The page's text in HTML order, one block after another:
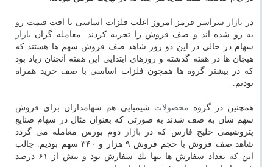
در بازار سراسر قرمز امروز اغلب فلزات اساسی با افت قیمت رو
به رو شده اند و صف فروش را تجربه كردند. معامله گران بازار
سهام در حالی در این دو روز شاهد صف فروش سهم ها هستند كه
هیجان ها در هفته گذشته و روزهای ابتدایی این هفته آنچنان زیاد بود
كه در بیشتر گروه ها همچون فلزات اساسی با صف خرید همراه
بودیم.
همچنین در گروه محصولات شیمیایی هم سهامداران برای فروش
سهم شان به صف شدند به صورتی كه بعنوان مثال در سهام صنایع
پتروشیمی خلیج فارس كه در بازار
دوم بورس معامله می گردد
شاهد صف فروش با حجم فروش ۹ هزار و ۳۴۰ سهم بودیم. جالب
این كه تعداد سفارش ها تنها یك سفارش بود و بیش از ۶۱ درصد